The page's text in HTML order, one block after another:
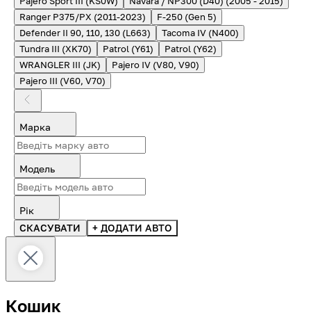
Ranger P375/PX (2011-2023)
F-250 (Gen 5)
Defender II 90, 110, 130 (L663)
Tacoma IV (N400)
Tundra III (XK70)
Patrol (Y61)
Patrol (Y62)
WRANGLER III (JK)
Pajero IV (V80, V90)
Pajero III (V60, V70)
Марка
Модель
Рік
СКАСУВАТИ
+ ДОДАТИ АВТО
Кошик